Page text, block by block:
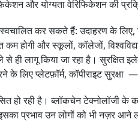
और योग्यता वेरिफिकेशन की
कर सकते हैं: उदाहरण के
होगी और स्कूलों, कॉलेजों,
लागू किया जा रहा है। सुरक्षित
के लिए प्लेटफ़ॉर्म, कॉपीराइट
रही है। ब्लॉकचेन टेक्नोलॉजी के
प्रभाव उन लोगों को भी नज़र